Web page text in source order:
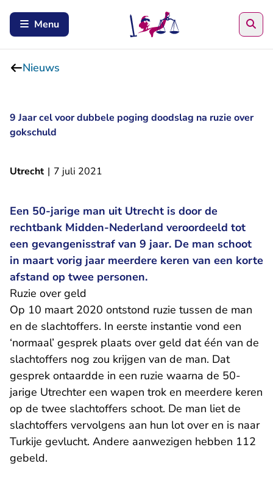
Menu
Nieuws
9 Jaar cel voor dubbele poging doodslag na ruzie over
gokschuld
Utrecht | 7 juli 2021
Een 50-jarige man uit Utrecht is door de
rechtbank Midden-Nederland veroordeeld tot
een gevangenisstraf van 9 jaar. De man schoot
in maart vorig jaar meerdere keren van een korte
afstand op twee personen.
Ruzie over geld
Op 10 maart 2020 ontstond ruzie tussen de man
en de slachtoffers. In eerste instantie vond een
‘normaal’ gesprek plaats over geld dat één van de
slachtoffers nog zou krijgen van de man. Dat
gesprek ontaardde in een ruzie waarna de 50-
jarige Utrechter een wapen trok en meerdere keren
op de twee slachtoffers schoot. De man liet de
slachtoffers vervolgens aan hun lot over en is naar
Turkije gevlucht. Andere aanwezigen hebben 112
gebeld.